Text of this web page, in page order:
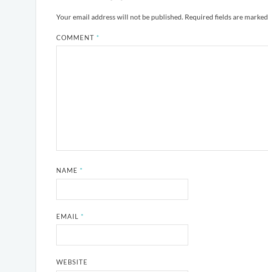
Your email address will not be published. Required fields are marked
COMMENT*
NAME*
EMAIL*
WEBSITE